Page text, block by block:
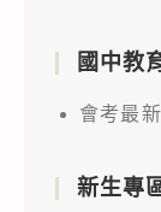
國中教
會考最
新生專